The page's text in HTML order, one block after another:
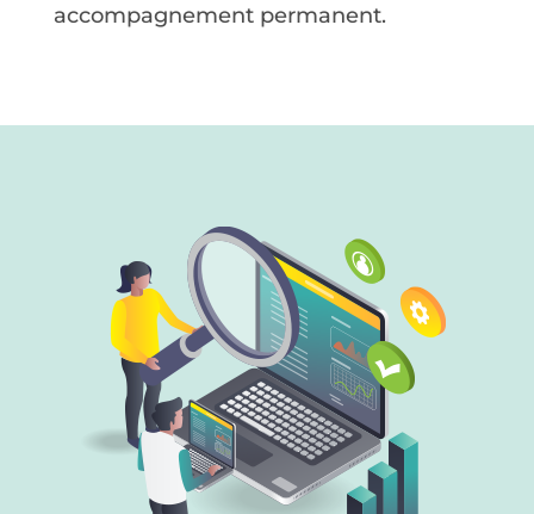
accompagnement permanent.